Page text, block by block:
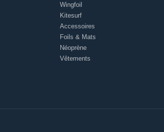
Wingfoil
Kitesurf
Accessoires
Foils & Mats
Néoprène
Vêtements